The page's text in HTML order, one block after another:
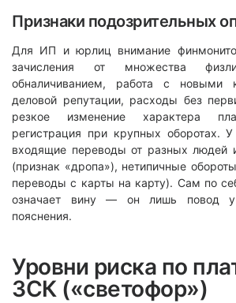
Признаки подозрительных
Для ИП и юрлиц внимание
зачисления от множества
обналичиванием, работа с новыми
деловой репутации, расходы без
резкое изменение характера
регистрация при крупных оборотах.
входящие переводы от разных людей
(признак «дропа»), нетипичные
переводы с карты на карту). Сам по
означает вину — он лишь повод у
пояснения.
Уровни риска по
ЗСК («светофор»)